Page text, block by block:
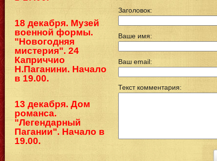
18 декабря. Музей
военной формы.
"Новогодняя
мистерия". 24
Каприччио
Н.Паганини. Начало
в 19.00.
13 декабря. Дом
романса.
"Легендарный
Пагании". Начало в
19.00.
Заголовок:
Ваше имя:
Ваш email:
Текст комментария: